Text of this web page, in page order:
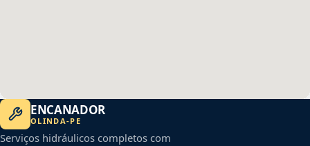
ENCANADOR
OLINDA-PE
Serviços hidráulicos completos com